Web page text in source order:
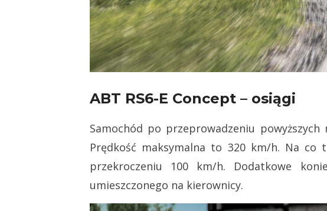
ABT RS6-E Concept – osiągi
Samochód po przeprowadzeniu
Prędkość maksymalna to 320 km/h. Na co
przekroczeniu 100 km/h. Dodatkowe
umieszczonego na kierownicy.